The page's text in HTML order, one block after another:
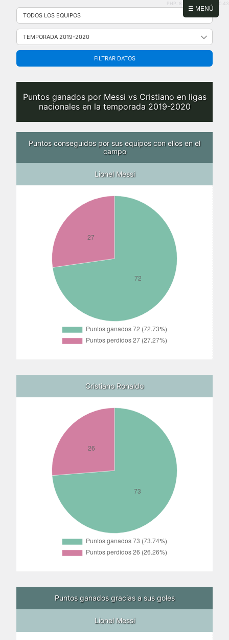
☰ MENÚ
Saltar
contenido
PHP: 8.2.31 | MySQL: 8.0.43
FILTRAR DATOS
Puntos ganados por Messi vs Cristiano en ligas
nacionales en la temporada 2019-2020
Puntos conseguidos por sus equipos con ellos en el
campo
Lionel Messi
Cristiano Ronaldo
Puntos ganados gracias a sus goles
Lionel Messi